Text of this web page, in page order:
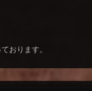
おります。